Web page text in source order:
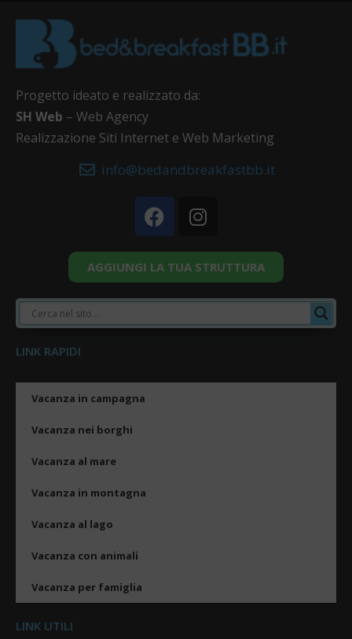
Progetto ideato e realizzato da:
SH Web – Web Agency
Realizzazione Siti Internet e Web Marketing
info@bedandbreakfastbb.it
AGGIUNGI LA TUA STRUTTURA
LINK RAPIDI
Vacanza in campagna
Vacanza nei borghi
Vacanza al mare
Vacanza in montagna
Vacanza al lago
Vacanza con animali
Vacanza per famiglia
LINK UTILI